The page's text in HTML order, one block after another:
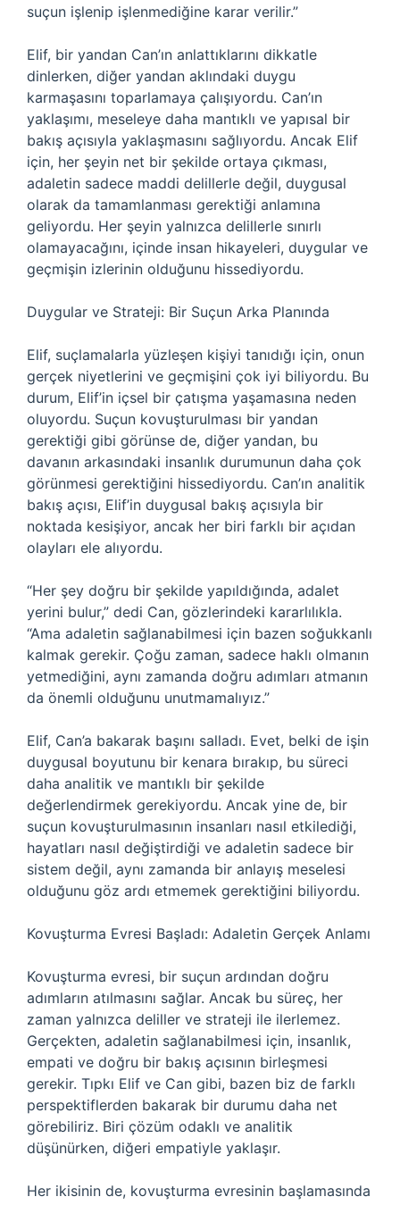
suçun işlenip işlenmediğine karar verilir.”
Elif, bir yandan Can’ın anlattıklarını dikkatle
dinlerken, diğer yandan aklındaki duygu
karmaşasını toparlamaya çalışıyordu. Can’ın
yaklaşımı, meseleye daha mantıklı ve yapısal bir
bakış açısıyla yaklaşmasını sağlıyordu. Ancak Elif
için, her şeyin net bir şekilde ortaya çıkması,
adaletin sadece maddi delillerle değil, duygusal
olarak da tamamlanması gerektiği anlamına
geliyordu. Her şeyin yalnızca delillerle sınırlı
olamayacağını, içinde insan hikayeleri, duygular ve
geçmişin izlerinin olduğunu hissediyordu.
Duygular ve Strateji: Bir Suçun Arka Planında
Elif, suçlamalarla yüzleşen kişiyi tanıdığı için, onun
gerçek niyetlerini ve geçmişini çok iyi biliyordu. Bu
durum, Elif’in içsel bir çatışma yaşamasına neden
oluyordu. Suçun kovuşturulması bir yandan
gerektiği gibi görünse de, diğer yandan, bu
davanın arkasındaki insanlık durumunun daha çok
görünmesi gerektiğini hissediyordu. Can’ın analitik
bakış açısı, Elif’in duygusal bakış açısıyla bir
noktada kesişiyor, ancak her biri farklı bir açıdan
olayları ele alıyordu.
“Her şey doğru bir şekilde yapıldığında, adalet
yerini bulur,” dedi Can, gözlerindeki kararlılıkla.
“Ama adaletin sağlanabilmesi için bazen soğukkanlı
kalmak gerekir. Çoğu zaman, sadece haklı olmanın
yetmediğini, aynı zamanda doğru adımları atmanın
da önemli olduğunu unutmamalıyız.”
Elif, Can’a bakarak başını salladı. Evet, belki de işin
duygusal boyutunu bir kenara bırakıp, bu süreci
daha analitik ve mantıklı bir şekilde
değerlendirmek gerekiyordu. Ancak yine de, bir
suçun kovuşturulmasının insanları nasıl etkilediği,
hayatları nasıl değiştirdiği ve adaletin sadece bir
sistem değil, aynı zamanda bir anlayış meselesi
olduğunu göz ardı etmemek gerektiğini biliyordu.
Kovuşturma Evresi Başladı: Adaletin Gerçek Anlamı
Kovuşturma evresi, bir suçun ardından doğru
adımların atılmasını sağlar. Ancak bu süreç, her
zaman yalnızca deliller ve strateji ile ilerlemez.
Gerçekten, adaletin sağlanabilmesi için, insanlık,
empati ve doğru bir bakış açısının birleşmesi
gerekir. Tıpkı Elif ve Can gibi, bazen biz de farklı
perspektiflerden bakarak bir durumu daha net
görebiliriz. Biri çözüm odaklı ve analitik
düşünürken, diğeri empatiyle yaklaşır.
Her ikisinin de, kovuşturma evresinin başlamasında